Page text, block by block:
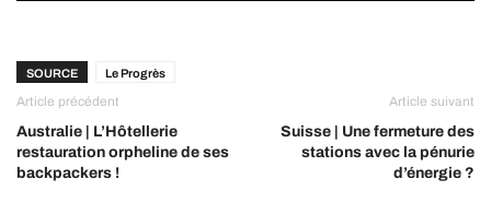
SOURCE Le Progrès
Article précédent
Australie | L’Hôtellerie
restauration orpheline de ses
backpackers !
Article suivant
Suisse | Une fermeture des
stations avec la pénurie
d’énergie ?